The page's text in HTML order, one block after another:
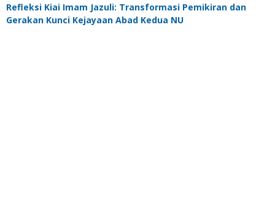
Refleksi Kiai Imam Jazuli: Transformasi Pemikiran dan
Gerakan Kunci Kejayaan Abad Kedua NU